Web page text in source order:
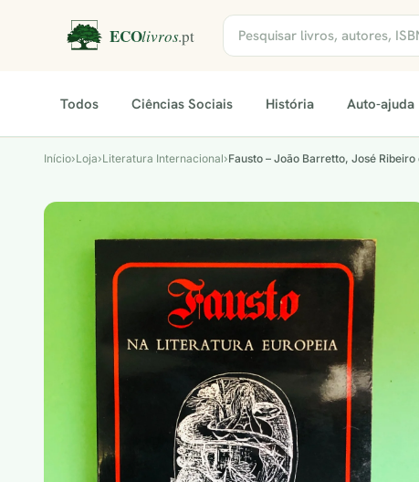
Todos Ciências Sociais História Auto-ajuda
Início›Loja›Literatura Internacional›Fausto – João Barretto, José